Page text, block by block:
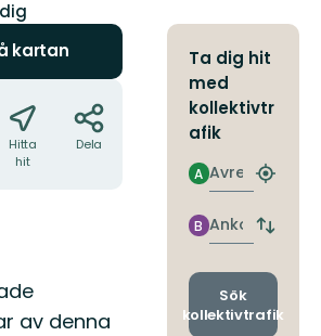
kartan
Hitta
hit
Dela
av denna
Ta dig hit
med
kollektivtr
afik
Avresa
A
Hitta
Ankomst
B
Byt
och
Sök
kollektivtrafik